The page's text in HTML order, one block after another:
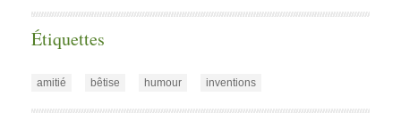
Étiquettes
amitié bêtise humour inventions